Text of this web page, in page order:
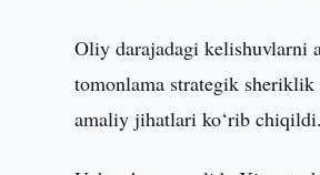
Oliy darajadagi kelishuvlarni
tomonlama strategik
amaliy jihatlari ko‘rib chiqildi.